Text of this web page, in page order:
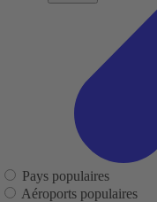
Pays populaires
Aéroports populaires